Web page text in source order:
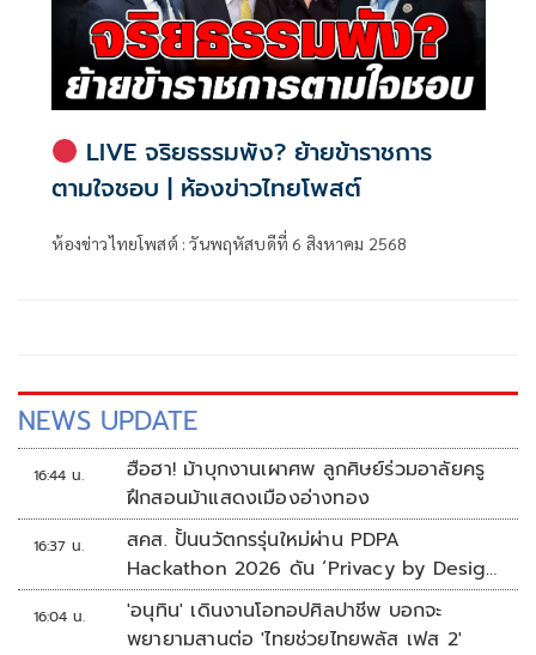
LIVE จริยธรรมพัง? ย้ายข้าราชการ
ตามใจชอบ | ห้องข่าวไทยโพสต์
ห้องข่าวไทยโพสต์ : วันพฤหัสบดีที่ 6 สิงหาคม 2568
NEWS UPDATE
16:44 น.
ฮือฮา! ม้าบุกงานเผาศพ ลูกศิษย์ร่วมอาลัยครู
ฝึกสอนม้าแสดงเมืองอ่างทอง
16:37 น.
สคส. ปั้นนวัตกรรุ่นใหม่ผ่าน PDPA
Hackathon 2026 ดัน ‘Privacy by Design
for all’ สู่โซลูชันคุ้มครองข้อมูลส่วนบุคคลที่
ใช้ได้จริง
16:04 น.
'อนุทิน' เดินงานโอทอปศิลปาชีพ บอกจะ
พยายามสานต่อ 'ไทยช่วยไทยพลัส เฟส 2'